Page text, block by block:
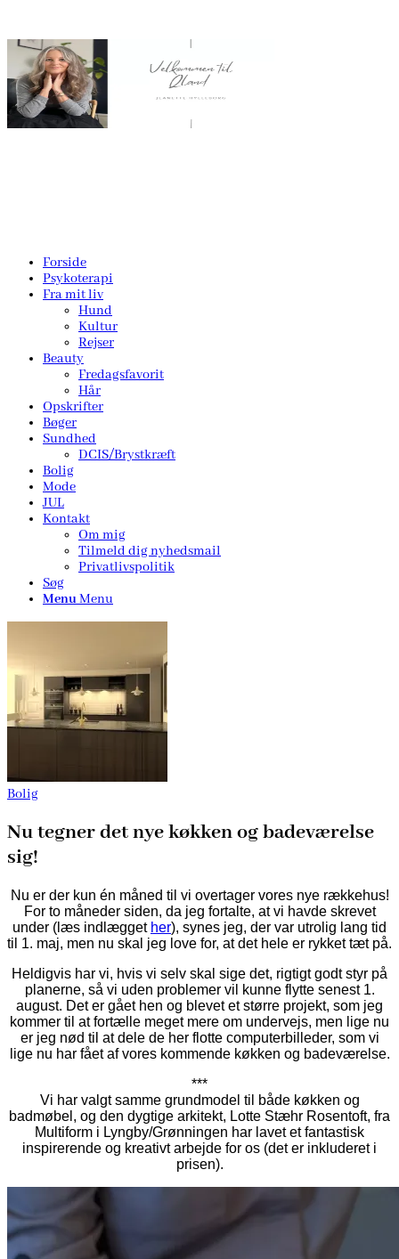
Forside
Psykoterapi
Fra mit liv
Hund
Kultur
Rejser
Beauty
Fredagsfavorit
Hår
Opskrifter
Bøger
Sundhed
DCIS/Brystkræft
Bolig
Mode
JUL
Kontakt
Om mig
Tilmeld dig nyhedsmail
Privatlivspolitik
Søg
MenuMenu
Bolig
Nu tegner det nye køkken og badeværelse
sig!
Nu er der kun én måned til vi overtager vores nye rækkehus!
For to måneder siden, da jeg fortalte, at vi havde skrevet
under (læs indlægget her), synes jeg, der var utrolig lang tid
til 1. maj, men nu skal jeg love for, at det hele er rykket tæt på.
Heldigvis har vi, hvis vi selv skal sige det, rigtigt godt styr på
planerne, så vi uden problemer vil kunne flytte senest 1.
august. Det er gået hen og blevet et større projekt, som jeg
kommer til at fortælle meget mere om undervejs, men lige nu
er jeg nød til at dele de her flotte computerbilleder, som vi
lige nu har fået af vores kommende køkken og badeværelse.
***
Vi har valgt samme grundmodel til både køkken og
badmøbel, og den dygtige arkitekt, Lotte Stæhr Rosentoft, fra
Multiform i Lyngby/Grønningen har lavet et fantastisk
inspirerende og kreativt arbejde for os (det er inkluderet i
prisen).